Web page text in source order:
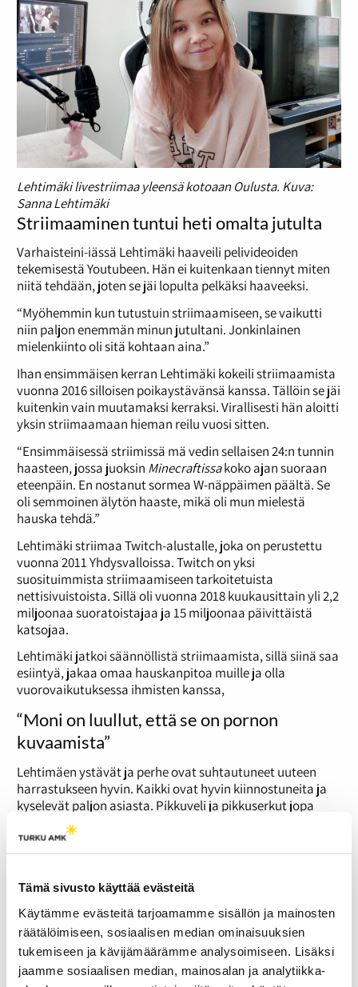
Tämä sivusto käyttää evästeitä
Käytämme evästeitä tarjoamamme sisällön ja mainosten
räätälöimiseen, sosiaalisen median ominaisuuksien
tukemiseen ja kävijämäärämme analysoimiseen. Lisäksi
jaamme sosiaalisen median, mainosalan ja analytiikka-
Lehtimäki livestriimaa yleensä kotoaan Oulusta. Kuva:
Sanna Lehtimäki
Striimaaminen tuntui heti omalta jutulta
Varhaisteini-iässä Lehtimäki haaveili pelivideoiden
tekemisestä Youtubeen. Hän ei kuitenkaan tiennyt miten
niitä tehdään, joten se jäi lopulta pelkäksi haaveeksi.
“Myöhemmin kun tutustuin striimaamiseen, se vaikutti
niin paljon enemmän minun jutultani. Jonkinlainen
mielenkiinto oli sitä kohtaan aina.”
Ihan ensimmäisen kerran Lehtimäki kokeili striimaamista
vuonna 2016 silloisen poikaystävänsä kanssa. Tällöin se jäi
kuitenkin vain muutamaksi kerraksi. Virallisesti hän aloitti
yksin striimaamaan hieman reilu vuosi sitten.
“Ensimmäisessä striimissä mä vedin sellaisen 24:n tunnin
haasteen, jossa juoksin Minecraftissakoko ajan suoraan
eteenpäin. En nostanut sormea W-näppäimen päältä. Se
oli semmoinen älytön haaste, mikä oli mun mielestä
hauska tehdä.”
Lehtimäki striimaa Twitch-alustalle, joka on perustettu
vuonna 2011 Yhdysvalloissa. Twitch on yksi
suosituimmista striimaamiseen tarkoitetuista
nettisivuistoista. Sillä oli vuonna 2018 kuukausittain yli 2,2
miljoonaa suoratoistajaa ja 15 miljoonaa päivittäistä
katsojaa.
Lehtimäki jatkoi säännöllistä striimaamista, sillä siinä saa
esiintyä, jakaa omaa hauskanpitoa muille ja olla
vuorovaikutuksessa ihmisten kanssa,
“Moni on luullut, että se on pornon
kuvaamista”
Lehtimäen ystävät ja perhe ovat suhtautuneet uuteen
harrastukseen hyvin. Kaikki ovat hyvin kiinnostuneita ja
kyselevät paljon asiasta. Pikkuveli ja pikkuserkut jopa
katsovat striimejä itse.
“Se on vähän huolestuttavaa, koska he ovat niin paljon
huonoja vaikutelmia annan niille poloisille”, naurahtaa
Lehtimäen vanhat ystävät ja tutut kotipaikkakunnalta
ovat myös tulleet livestriimiin tervehtimään. On ollut
mukava huomata, miten matalalla kynnyksellä on chat-
keskustelun kautta voinut ottaa yhteyttä.